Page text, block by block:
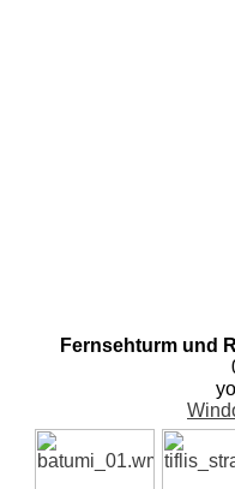
Fernsehturm und